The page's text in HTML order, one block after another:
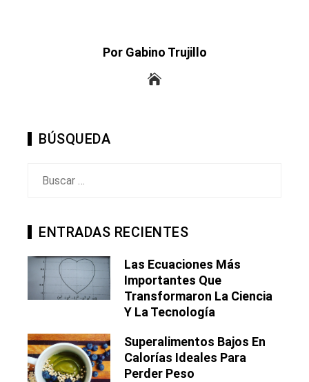
Por Gabino Trujillo
BÚSQUEDA
ENTRADAS RECIENTES
Las Ecuaciones Más
Importantes Que
Transformaron La Ciencia
Y La Tecnología
Superalimentos Bajos En
Calorías Ideales Para
Perder Peso